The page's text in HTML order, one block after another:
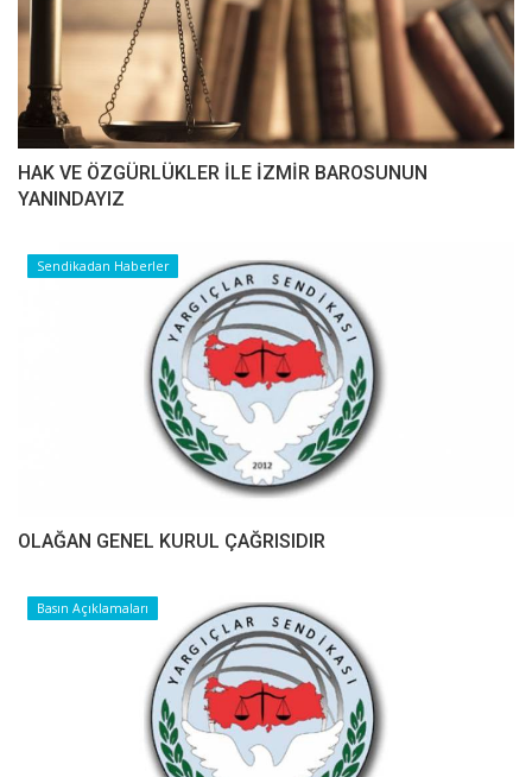
HAK VE ÖZGÜRLÜKLER İLE İZMİR BAROSUNUN
YANINDAYIZ
Sendikadan Haberler
OLAĞAN GENEL KURUL ÇAĞRISIDIR
Basın Açıklamaları